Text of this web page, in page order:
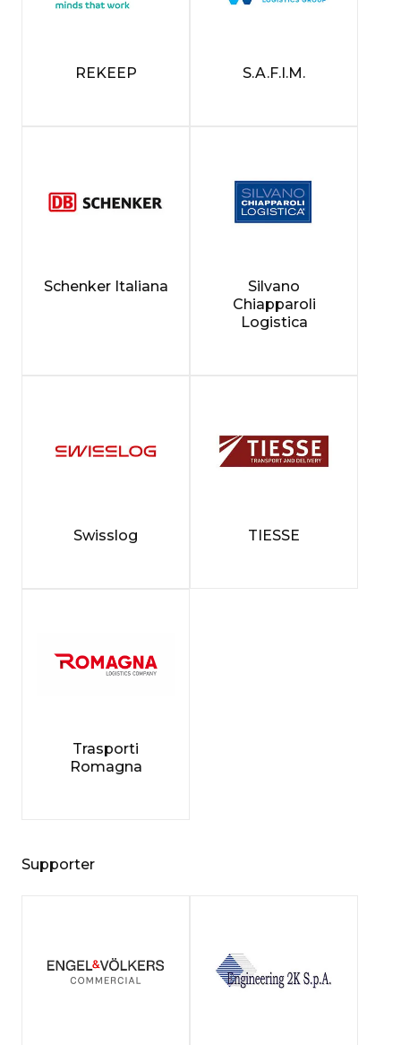
REKEEP S.A.F.I.M.
Schenker Italiana
Silvano
Chiapparoli
Logistica
Swisslog TIESSE
Trasporti
Romagna
Supporter